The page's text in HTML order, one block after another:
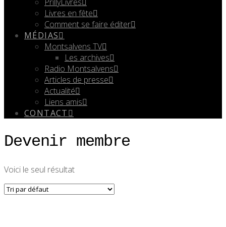
Livres en fête
Comment se faire éditer
MÉDIAS
Montsalvens TV
Les archives
Radio Montsalvens
Articles de presse
Actualité
Liens amis
CONTACT
Devenir membre
Voici le seul résultat